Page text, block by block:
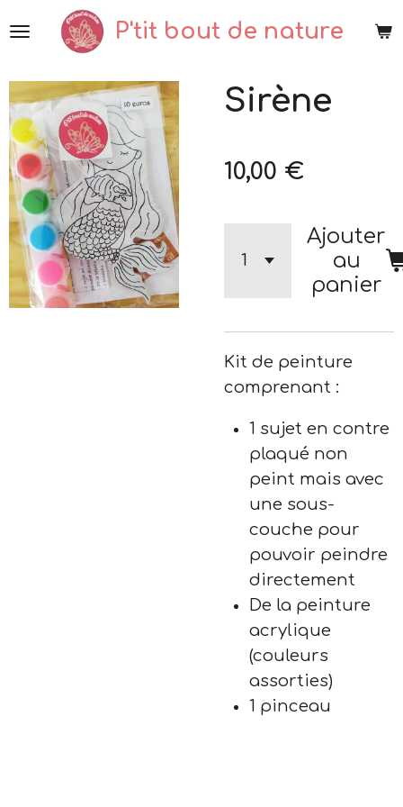
Passer
principal
P'tit bout de nature
Sirène
10,00 €
Ajouter
au
panier
Kit de peinture
comprenant :
1 sujet en contre
plaqué non
peint mais avec
une sous-
couche pour
pouvoir peindre
directement
De la peinture
acrylique
(couleurs
assorties)
1 pinceau